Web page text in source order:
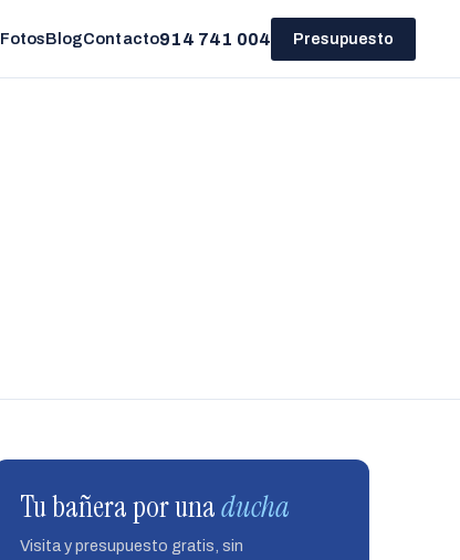
FotosBlogContacto914 741 004 Presupuesto
Tu bañera por unaducha
Visita y presupuesto gratis, sin